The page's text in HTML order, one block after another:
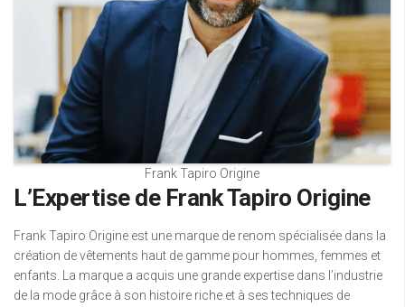
Frank Tapiro Origine
L’Expertise de Frank Tapiro Origine
Frank Tapiro Origine est une marque de renom spécialisée dans la
création de vêtements haut de gamme pour hommes, femmes et
enfants. La marque a acquis une grande expertise dans l’industrie
de la mode grâce à son histoire riche et à ses techniques de